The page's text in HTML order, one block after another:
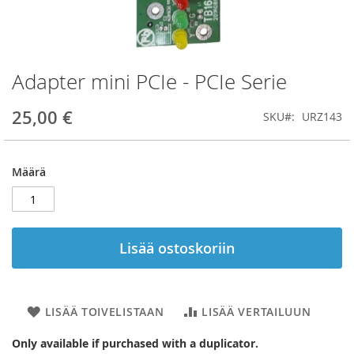
Adapter mini PCIe - PCIe Serie
25,00 € SKU URZ143
Määrä
Lisää ostoskoriin
LISÄÄ TOIVELISTAAN LISÄÄ VERTAILUUN
Only available if purchased with a duplicator.
Skip
to
the
beginning
of
images
gallery